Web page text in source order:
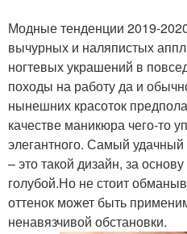
Модные тенденции 2019-
вычурных и наляпистых
ногтевых украшений в
походы на работу да и
нынешних красоток
качестве маникюра чего-то
элегантного. Самый
– это такой дизайн, за
голубой.Но не стоит
оттенок может быть
ненавязчивой обстановки.